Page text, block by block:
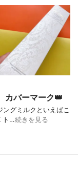
カバーマーク👑
グミルクといえばこ
ト…続きを見る